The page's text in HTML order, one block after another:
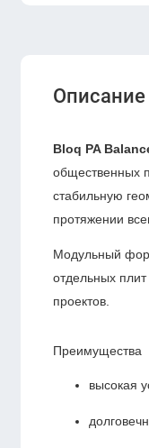
Описание
Bloq PA
общественных
стабильную
протяжении
Модульный
отдельных
проектов.
Преимущества
высокая